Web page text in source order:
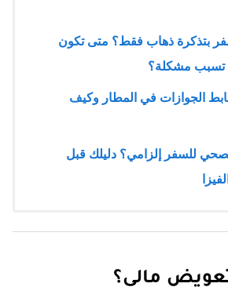
بتذكرة ذهاب فقط؟ متى تكون
تسبب مشكلة؟
الجوازات في المطار وكيف
للسفر إلزامي؟ دليلك قبل
مالي؟